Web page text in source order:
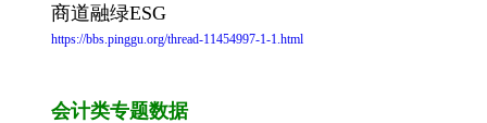
商道融绿ESG
https://bbs.pinggu.org/thread-11454997-1-1.html
会计类专题数据